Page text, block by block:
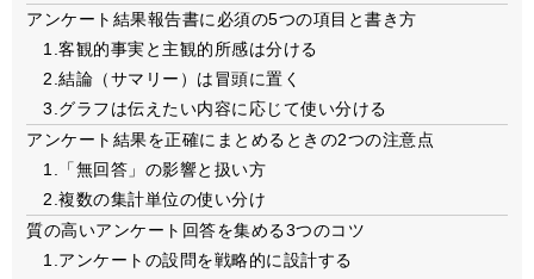
アンケート結果報告書に必須の5つの項目と書き方
1.客観的事実と主観的所感は分ける
2.結論（サマリー）は冒頭に置く
3.グラフは伝えたい内容に応じて使い分ける
アンケート結果を正確にまとめるときの2つの注意点
1.「無回答」の影響と扱い方
2.複数の集計単位の使い分け
質の高いアンケート回答を集める3つのコツ
1.アンケートの設問を戦略的に設計する